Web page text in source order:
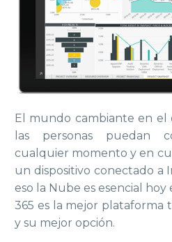
El mundo cambiante en el
las personas puedan
cualquier momento y en
un dispositivo conectado a
eso la Nube es esencial
365 es la mejor plataforma
y su mejor opción.